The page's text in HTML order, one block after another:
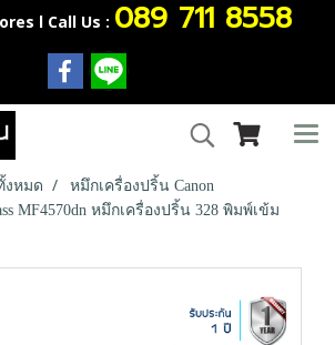
l Call Us : 089 711 8558
งหมด
หมึกเครื่องปริ้น Canon
MF4570dn หมึกเครื่องปริ้น 328 พิมพ์เข้ม